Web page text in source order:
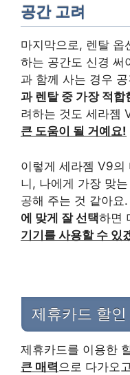
공간 고려
마지막으로, 렌탈 옵
하는 공간도 신경 써
과 함께 사는 경우
과 렌탈 중 가장 적
려하는 것도 세라젬
큰 도움이 될 거예요!
이렇게 세라젬 V9의
니, 나에게 가장 맞
공해 주는 것 같아요
에 맞게 잘 선택하면
기기를 사용할 수 있
제휴카드 할
제휴카드를 이용한
큰 매력으로 다가오